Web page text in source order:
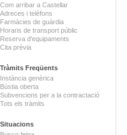
Com arribar a Castellar
Adreces i telèfons
Farmàcies de guàrdia
Horaris de transport públic
Reserva d'equipaments
Cita prèvia
Tràmits Freqüents
Instància genèrica
Bústia oberta
Subvencions per a la contractació
Tots els tràmits
Situacions